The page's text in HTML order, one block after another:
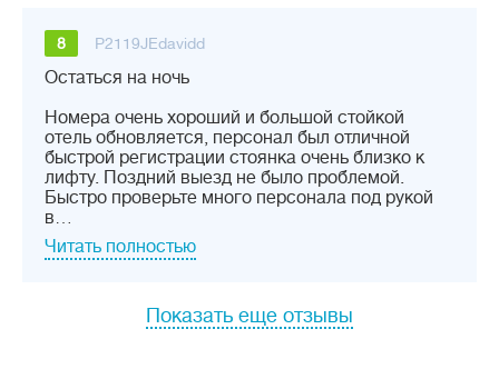
8 P2119JEdavidd
Остаться на ночь
Номера очень хороший и большой стойкой
отель обновляется, персонал был отличной
быстрой регистрации стоянка очень близко к
лифту. Поздний выезд не было проблемой.
Быстро проверьте много персонала под рукой
в…
Читать полностью
Показать еще отзывы